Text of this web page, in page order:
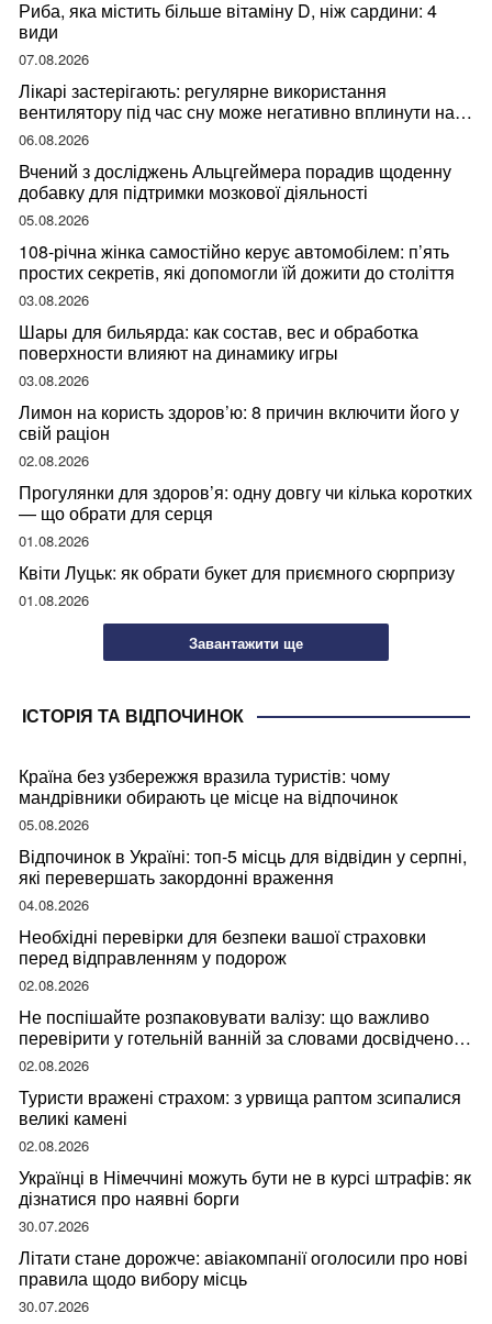
Риба, яка містить більше вітаміну D, ніж сардини: 4
види
07.08.2026
Лікарі застерігають: регулярне використання
вентилятору під час сну може негативно вплинути на
ваше здоров’я
06.08.2026
Вчений з досліджень Альцгеймера порадив щоденну
добавку для підтримки мозкової діяльності
05.08.2026
108-річна жінка самостійно керує автомобілем: п’ять
простих секретів, які допомогли їй дожити до століття
03.08.2026
Шары для бильярда: как состав, вес и обработка
поверхности влияют на динамику игры
03.08.2026
Лимон на користь здоров’ю: 8 причин включити його у
свій раціон
02.08.2026
Прогулянки для здоров’я: одну довгу чи кілька коротких
— що обрати для серця
01.08.2026
Квіти Луцьк: як обрати букет для приємного сюрпризу
01.08.2026
Завантажити ще
ІСТОРІЯ ТА ВІДПОЧИНОК
Країна без узбережжя вразила туристів: чому
мандрівники обирають це місце на відпочинок
05.08.2026
Відпочинок в Україні: топ-5 місць для відвідин у серпні,
які перевершать закордонні враження
04.08.2026
Необхідні перевірки для безпеки вашої страховки
перед відправленням у подорож
02.08.2026
Не поспішайте розпаковувати валізу: що важливо
перевірити у готельній ванній за словами досвідченої
мандрівниці
02.08.2026
Туристи вражені страхом: з урвища раптом зсипалися
великі камені
02.08.2026
Українці в Німеччині можуть бути не в курсі штрафів: як
дізнатися про наявні борги
30.07.2026
Літати стане дорожче: авіакомпанії оголосили про нові
правила щодо вибору місць
30.07.2026